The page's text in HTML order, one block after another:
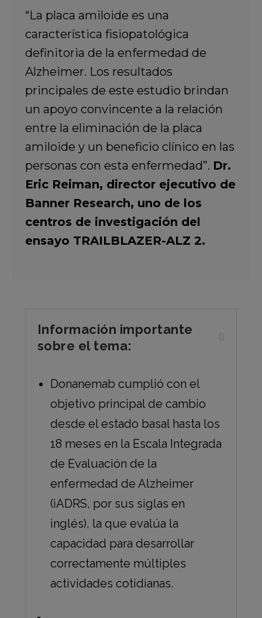
“La placa amiloide es una
característica fisiopatológica
definitoria de la enfermedad de
Alzheimer. Los resultados
principales de este estudio brindan
un apoyo convincente a la relación
entre la eliminación de la placa
amiloide y un beneficio clínico en las
personas con esta enfermedad”. Dr.
Eric Reiman, director ejecutivo de
Banner Research, uno de los
centros de investigación del
ensayo TRAILBLAZER-ALZ 2.
Información importante
sobre el tema:
Donanemab cumplió con el
objetivo principal de cambio
desde el estado basal hasta los
18 meses en la Escala Integrada
de Evaluación de la
enfermedad de Alzheimer
(iADRS, por sus siglas en
inglés), la que evalúa la
capacidad para desarrollar
correctamente múltiples
actividades cotidianas.